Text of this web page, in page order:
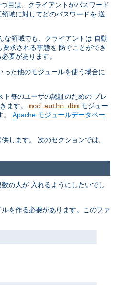
目は、クライアントがパスワード
域に対してどのパスワードを 送
な領域でも、クライアントは 自動
求される事態を 防ぐことができ
要があります。
った他のモジュールを使う場合に
ト毎のユーザの認証のための プレ
ます。 mod_authn_dbm モジュー
。 Apache モジュールデータベー
します。 次のセクションでは、
の人が 入れるようにしたいでし
を作る必要があります。このファ